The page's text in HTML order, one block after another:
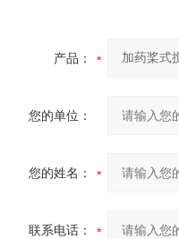
产品：
您的单位：
您的姓名：
联系电话：